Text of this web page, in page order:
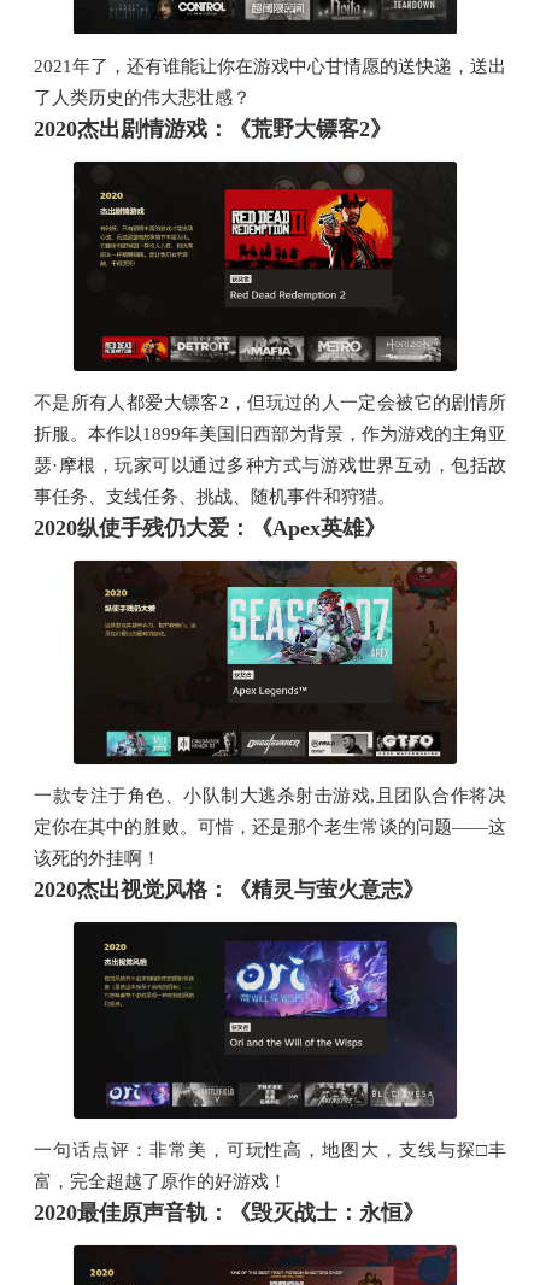
2021年了，还有谁能让你在游戏中心甘情愿的送快递，送出
了人类历史的伟大悲壮感？
2020杰出剧情游戏：《荒野大镖客2》
不是所有人都爱大镖客2，但玩过的人一定会被它的剧情所
折服。本作以1899年美国旧西部为背景，作为游戏的主角亚
瑟·摩根，玩家可以通过多种方式与游戏世界互动，包括故
事任务、支线任务、挑战、随机事件和狩猎。
2020纵使手残仍大爱：《Apex英雄》
一款专注于角色、小队制大逃杀射击游戏,且团队合作将决
定你在其中的胜败。可惜，还是那个老生常谈的问题——这
该死的外挂啊！
2020杰出视觉风格：《精灵与萤火意志》
一句话点评：非常美，可玩性高，地图大，支线与探□丰
富，完全超越了原作的好游戏！
2020最佳原声音轨：《毁灭战士：永恒》